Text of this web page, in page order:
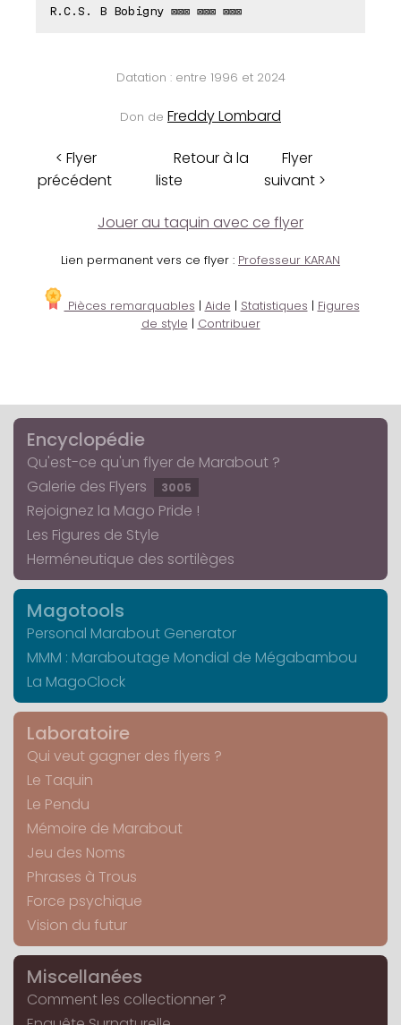
R.C.S. B Bobigny ⊠⊠⊠ ⊠⊠⊠ ⊠⊠⊠
Datation : entre 1996 et 2024
Don de Freddy Lombard
< Flyer
précédent
Retour à la
liste
Flyer
suivant >
Jouer au taquin avec ce flyer
Lien permanent vers ce flyer : Professeur KARAN
Pièces remarquables | Aide | Statistiques | Figures
de style | Contribuer
Encyclopédie
Qu'est-ce qu'un flyer de Marabout ?
Galerie des Flyers
3005
Rejoignez la Mago Pride !
Les Figures de Style
Herméneutique des sortilèges
Magotools
Personal Marabout Generator
MMM : Maraboutage Mondial de Mégabambou
La MagoClock
Laboratoire
Qui veut gagner des flyers ?
Le Taquin
Le Pendu
Mémoire de Marabout
Jeu des Noms
Phrases à Trous
Force psychique
Vision du futur
Miscellanées
Comment les collectionner ?